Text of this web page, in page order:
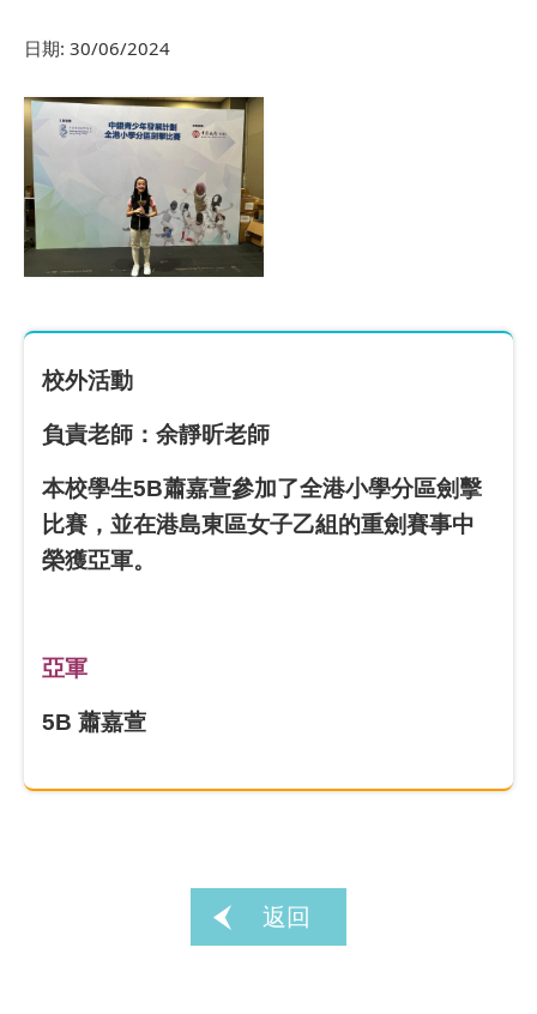
日期: 30/06/2024
校外活動
負責老師：余靜昕老師
本校學生5B蕭嘉萱參加了全港小學分區劍擊
比賽，並在港島東區女子乙組的重劍賽事中
榮獲亞軍。
亞軍
5B 蕭嘉萱
返回